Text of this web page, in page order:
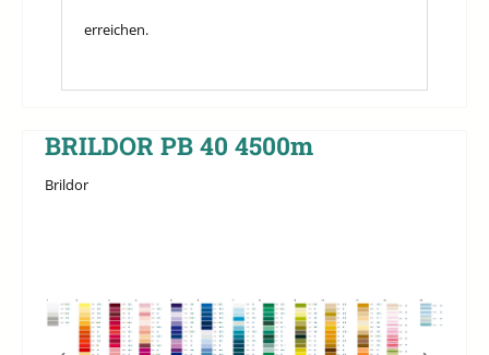
erreichen.
BRILDOR PB 40 4500m
Brildor